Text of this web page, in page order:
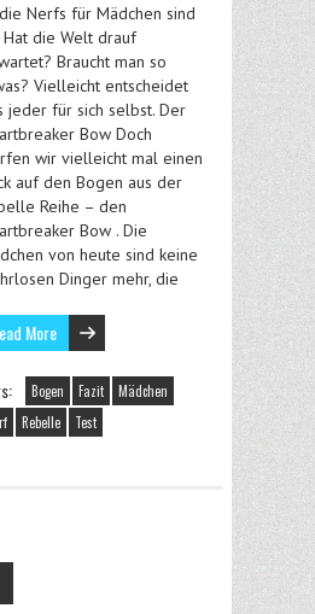
die Nerfs für Mädchen sind
Hat die Welt drauf
Braucht man so
Vielleicht entscheidet
jeder für sich selbst. Der
Bow Doch
wir vielleicht mal einen
auf den Bogen aus der
Reihe – den
Bow . Die
von heute sind keine
Dinger mehr, die
More
Bogen Fazit
Mädchen
Rebelle Test